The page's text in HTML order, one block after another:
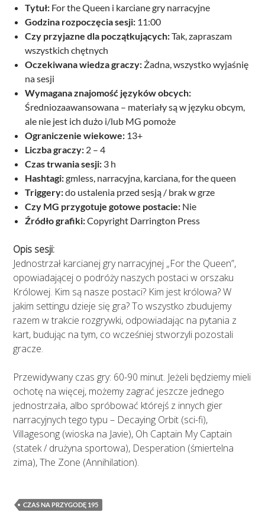
Tytuł: For the Queen i karciane gry narracyjne
Godzina rozpoczęcia sesji: 11:00
Czy przyjazne dla początkujących:Tak, zapraszam
wszystkich chętnych
Oczekiwana wiedza graczy: Żadna, wszystko wyjaśnię
na sesji
Wymagana znajomość języków obcych:
Średniozaawansowana – materiały są w języku obcym,
ale nie jest ich dużo i/lub MG pomoże
Ograniczenie wiekowe: 13+
Liczba graczy: 2 – 4
Czas trwania sesji: 3 h
Hashtagi:gmless, narracyjna, karciana, for the queen
Triggery:do ustalenia przed sesją / brak w grze
Czy MG przygotuje gotowe postacie: Nie
Źródło grafiki:Copyright Darrington Press
Opis sesji:
Jednostrzał karcianej gry narracyjnej „For the Queen”,
opowiadającej o podróży naszych postaci w orszaku
Królowej. Kim są nasze postaci? Kim jest królowa? W
jakim settingu dzieje się gra? To wszystko zbudujemy
razem w trakcie rozgrywki, odpowiadając na pytania z
kart, budując na tym, co wcześniej stworzyli pozostali
gracze.
Przewidywany czas gry: 60-90 minut. Jeżeli będziemy mieli
ochotę na więcej, możemy zagrać jeszcze jednego
jednostrzała, albo spróbować którejś z innych gier
narracyjnych tego typu – Decaying Orbit (sci-fi),
Villagesong (wioska na Javie), Oh Captain My Captain
(statek / drużyna sportowa), Desperation (śmiertelna
zima), The Zone (Annihilation).
CZAS NA PRZYGODĘ 195